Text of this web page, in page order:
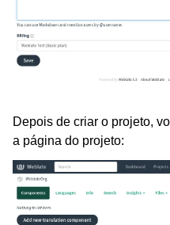
Depois de criar o projeto,
a página do projeto: